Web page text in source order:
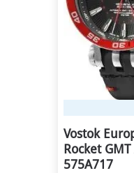
Vostok
Rocket
575A717